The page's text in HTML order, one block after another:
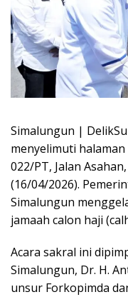
Simalungun |
menyelimuti halaman
022/PT, Jalan
(16/04/2026).
Simalungun
jamaah calon haji
Acara sakral ini
Simalungun, Dr. H.
unsur Forkopimda